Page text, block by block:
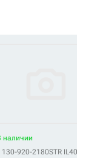
144-70-11261STR
наличии
130-920-2180STR